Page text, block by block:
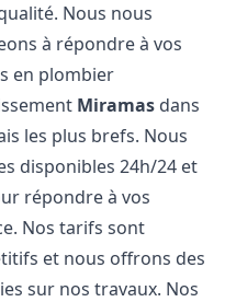
Nous nous
à répondre à vos
en plombier
Miramas dans
les plus brefs. Nous
disponibles 24h/24 et
répondre à vos
Nos tarifs sont
et nous offrons des
sur nos travaux. Nos